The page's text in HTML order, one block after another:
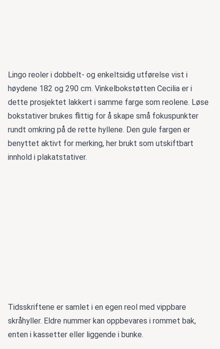
Lingo reoler i dobbelt- og enkeltsidig utførelse vist i
høydene 182 og 290 cm. Vinkelbokstøtten Cecilia er i
dette prosjektet lakkert i samme farge som reolene. Løse
bokstativer brukes flittig for å skape små fokuspunkter
rundt omkring på de rette hyllene. Den gule fargen er
benyttet aktivt for merking, her brukt som utskiftbart
innhold i plakatstativer.
Tidsskriftene er samlet i en egen reol med vippbare
skråhyller. Eldre nummer kan oppbevares i rommet bak,
enten i kassetter eller liggende i bunke.